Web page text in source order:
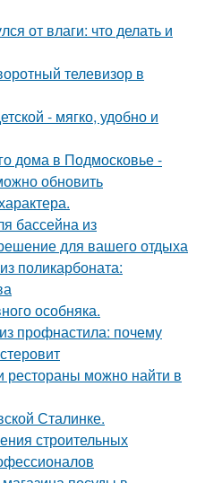
от влаги: что делать и
телевизор в
- мягко, удобно и
дома в Подмосковье -
обновить
бассейна из
для вашего отдыха
поликарбоната:
особняка.
профнастила: почему
можно найти в
Сталинке.
строительных